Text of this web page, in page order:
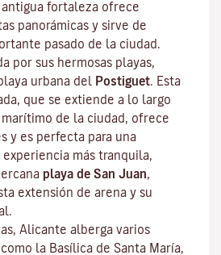
antigua fortaleza ofrece
panorámicas y sirve de
pasado de la ciudad.
por sus hermosas playas,
urbana del Postiguet. Esta
que se extiende a lo largo
de la ciudad, ofrece
y es perfecta para una
experiencia más tranquila,
playa de San Juan,
extensión de arena y su
Alicante alberga varios
la Basílica de Santa María,